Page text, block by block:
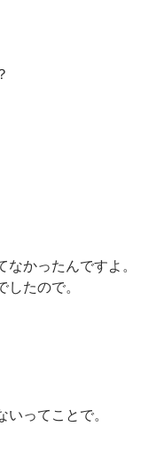
かったんですよ。
たので。
ってことで。